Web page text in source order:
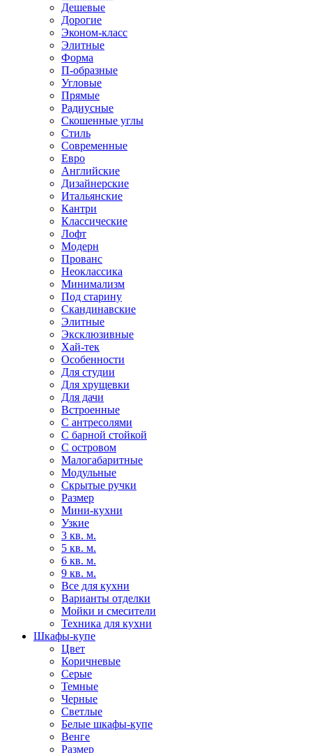
Дешевые
Дорогие
Эконом-класс
Элитные
Форма
П-образные
Угловые
Прямые
Радиусные
Скошенные углы
Стиль
Современные
Евро
Английские
Дизайнерские
Итальянские
Кантри
Классические
Лофт
Модерн
Прованс
Неоклассика
Минимализм
Под старину
Скандинавские
Элитные
Эксклюзивные
Хай-тек
Особенности
Для студии
Для хрущевки
Для дачи
Встроенные
С антресолями
С барной стойкой
С островом
Малогабаритные
Модульные
Скрытые ручки
Размер
Мини-кухни
Узкие
3 кв. м.
5 кв. м.
6 кв. м.
9 кв. м.
Все для кухни
Варианты отделки
Мойки и смесители
Техника для кухни
Шкафы-купе
Цвет
Коричневые
Серые
Темные
Черные
Светлые
Белые шкафы-купе
Венге
Размер